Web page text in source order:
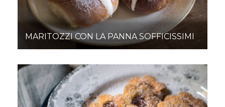
MARITOZZI CON LA PANNA SOFFICISSIMI